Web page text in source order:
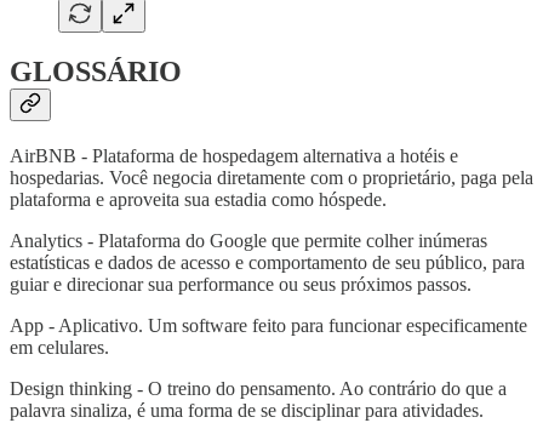
GLOSSÁRIO
AirBNB - Plataforma de hospedagem alternativa a hotéis e
hospedarias. Você negocia diretamente com o proprietário, paga pela
plataforma e aproveita sua estadia como hóspede.
Analytics - Plataforma do Google que permite colher inúmeras
estatísticas e dados de acesso e comportamento de seu público, para
guiar e direcionar sua performance ou seus próximos passos.
App - Aplicativo. Um software feito para funcionar especificamente
em celulares.
Design thinking - O treino do pensamento. Ao contrário do que a
palavra sinaliza, é uma forma de se disciplinar para atividades.